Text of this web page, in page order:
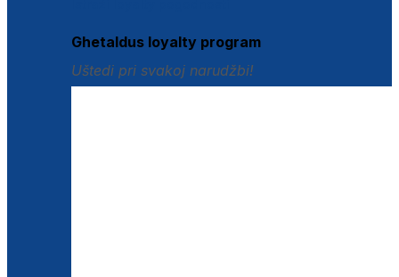
Ghetaldus loyalty program
Uštedi pri svakoj narudžbi!